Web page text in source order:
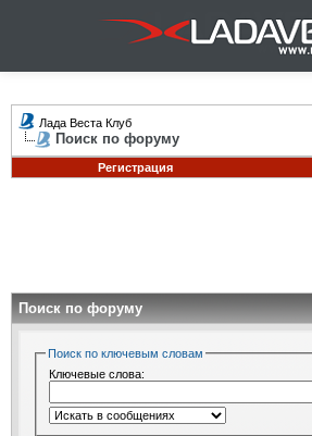
Лада Веста Клуб
Поиск по форуму
Регистрация
Поиск по форуму
Поиск по ключевым словам
Ключевые слова: